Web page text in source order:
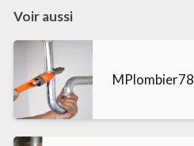
Voir aussi
MPlombier78